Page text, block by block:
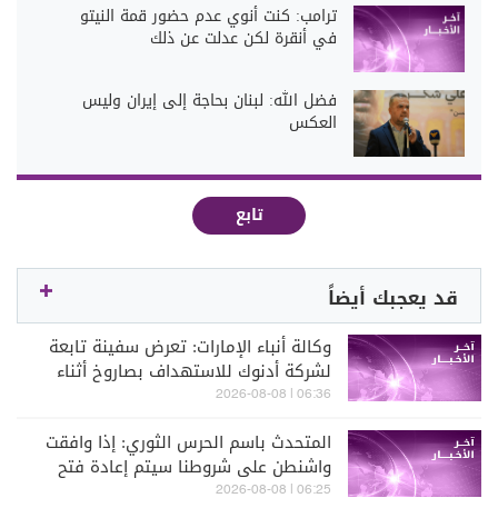
ترامب: كنت أنوي عدم حضور قمة النيتو
في أنقرة لكن عدلت عن ذلك
فضل الله: لبنان بحاجة إلى إيران وليس
العكس
تابع
قد يعجبك أيضاً
وكالة أنباء الإمارات: تعرض سفينة تابعة
لشركة أدنوك للاستهداف بصاروخ أثناء
عبورها مضيق هرمز اليوم
06:36 | 2026-08-08
المتحدث باسم الحرس الثوري: إذا وافقت
واشنطن على شروطنا سيتم إعادة فتح
المضيق دون شك
06:25 | 2026-08-08